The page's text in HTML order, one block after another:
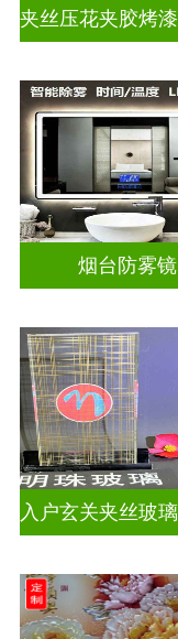
烟台防雾镜